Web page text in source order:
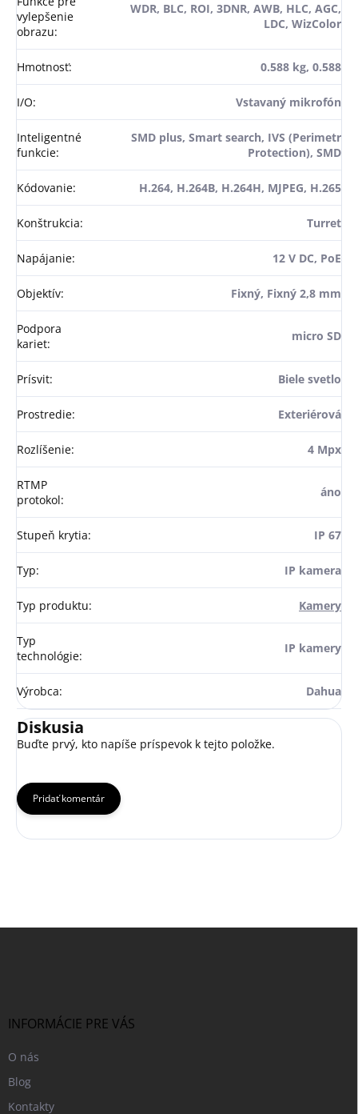
vylepšenie
obrazu:
WDR, BLC, ROI, 3DNR, AWB, HLC, AGC,
LDC, WizColor
Hmotnosť: 0.588 kg, 0.588
I/O: Vstavaný mikrofón
Inteligentné
funkcie:
SMD plus, Smart search, IVS (Perimetr
Protection), SMD
Kódovanie: H.264, H.264B, H.264H, MJPEG, H.265
Konštrukcia: Turret
Napájanie: 12 V DC, PoE
Objektív: Fixný, Fixný 2,8 mm
Podpora
kariet:
micro SD
Prísvit: Biele svetlo
Prostredie: Exteriérová
Rozlíšenie: 4 Mpx
RTMP
protokol:
áno
Stupeň krytia: IP 67
Typ: IP kamera
Typ produktu: Kamery
Typ
technológie:
IP kamery
Výrobca: Dahua
Diskusia
Buďte prvý, kto napíše príspevok k tejto položke.
Pridať komentár
INFORMÁCIE PRE VÁS
O nás
Blog
Kontakty